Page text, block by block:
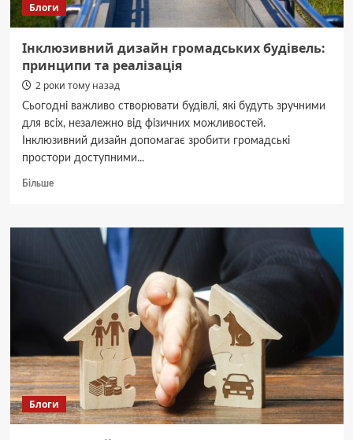
Блоги
Інклюзивний дизайн громадських будівель:
принципи та реалізація
2 роки тому назад
Сьогодні важливо створювати будівлі, які будуть зручними
для всіх, незалежно від фізичних можливостей.
Інклюзивний дизайн допомагає зробити громадські
простори доступними...
БільшеДокладніше
дизайн
громадських
Блоги